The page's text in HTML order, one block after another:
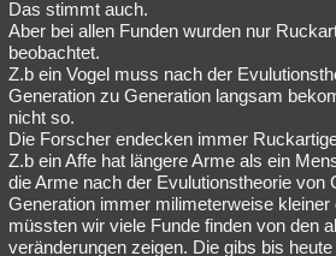
Das stimmt auch.
Aber bei allen Funden wurden nur
beobachtet.
Z.b ein Vogel muss nach der
Generation zu Generation langsam
nicht so.
Die Forscher endecken immer
Z.b ein Affe hat längere Arme als ein
die Arme nach der Evulutionstheorie von
Generation immer milimeterweise
müssten wir viele Funde finden von den
veränderungen zeigen. Die gibs bis